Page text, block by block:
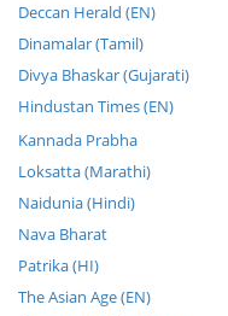
Deccan Herald (EN)
Dinamalar (Tamil)
Divya Bhaskar (Gujarati)
Hindustan Times (EN)
Kannada Prabha
Loksatta (Marathi)
Naidunia (Hindi)
Nava Bharat
Patrika (HI)
The Asian Age (EN)